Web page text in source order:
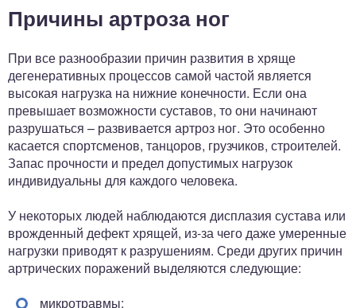
Причины артроза ног
При все разнообразии причин развития в хряще
дегенеративных процессов самой частой является
высокая нагрузка на нижние конечности. Если она
превышает возможности суставов, то они начинают
разрушаться – развивается артроз ног. Это особенно
касается спортсменов, танцоров, грузчиков, строителей.
Запас прочности и предел допустимых нагрузок
индивидуальны для каждого человека.
У некоторых людей наблюдаются дисплазия сустава или
врожденный дефект хрящей, из-за чего даже умеренные
нагрузки приводят к разрушениям. Среди других причин
артрических поражений выделяются следующие:
микротравмы;